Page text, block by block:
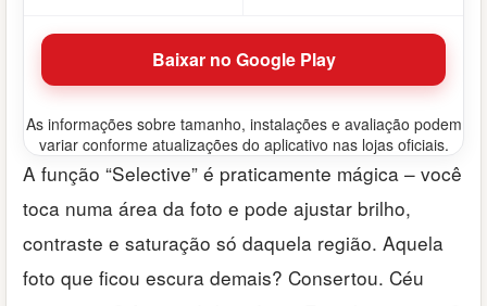
Baixar no Google Play
As informações sobre tamanho, instalações e avaliação podem
variar conforme atualizações do aplicativo nas lojas oficiais.
A função “Selective” é praticamente mágica – você
toca numa área da foto e pode ajustar brilho,
contraste e saturação só daquela região. Aquela
foto que ficou escura demais? Consertou. Céu